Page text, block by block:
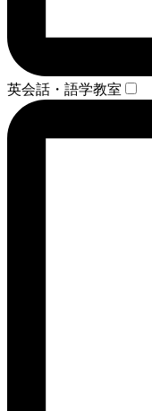
英会話・語学教室